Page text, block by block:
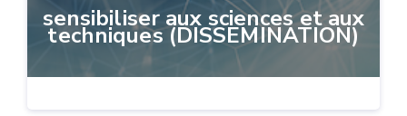
sensibiliser aux sciences et aux
techniques (DISSEMINATION)